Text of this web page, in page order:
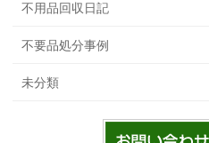
不用品回収日記
不要品処分事例
未分類